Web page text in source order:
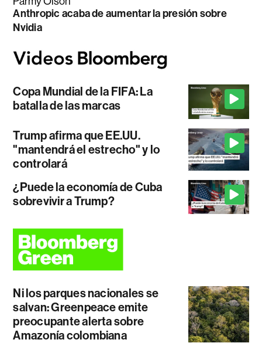
Anthropic acaba de aumentar la presión sobre
Nvidia
Copa Mundial de la FIFA: La
batalla de las marcas
Trump afirma que EE.UU.
"mantendrá el estrecho" y lo
controlará
¿Puede la economía de Cuba
sobrevivir a Trump?
Ni los parques nacionales se
salvan: Greenpeace emite
preocupante alerta sobre
Amazonía colombiana